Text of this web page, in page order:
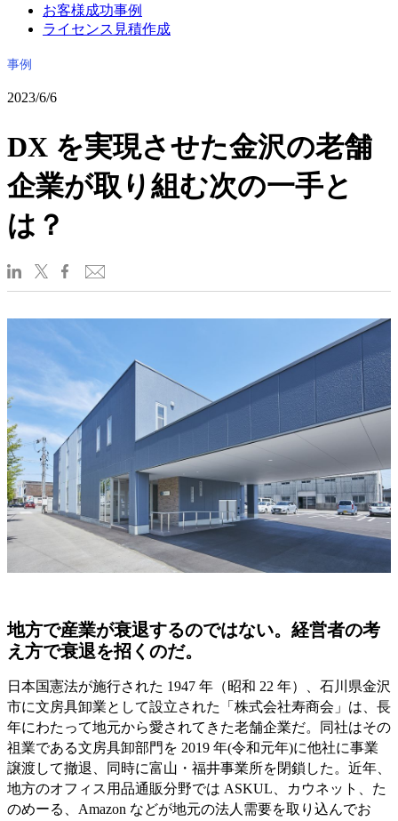
お客様成功事例
ライセンス見積作成
事例
2023/6/6
DX を実現させた金沢の老舗
企業が取り組む次の一手と
は？
地方で産業が衰退するのではない。経営者の考
え方で衰退を招くのだ。
日本国憲法が施行された 1947 年（昭和 22 年）、石川県金沢
市に文房具卸業として設立された「株式会社寿商会」は、長
年にわたって地元から愛されてきた老舗企業だ。同社はその
祖業である文房具卸部門を 2019 年(令和元年)に他社に事業
譲渡して撤退、同時に富山・福井事業所を閉鎖した。近年、
地方のオフィス用品通販分野では ASKUL、カウネット、た
のめーる、Amazon などが地元の法人需要を取り込んでお